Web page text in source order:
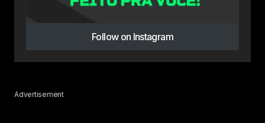
Follow on Instagram
Advertisement